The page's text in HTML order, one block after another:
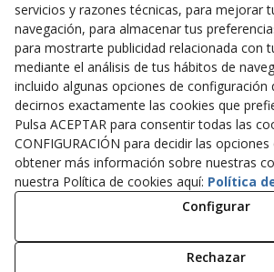
Inserbo, S.L.
Pol. Industrial Torrefarrera C/.
25123 Torrefarrera( Lleida)
+34 973 75 03 13
+34 973 75 17 72
inserbo@inserbo.com
Aviso Legal
Política de Privacidad
servicios y razones técnicas, para mejorar
navegación, para almacenar tus
para mostrarte publicidad relacionada con
mediante el análisis de tus hábitos de
incluido algunas opciones de configuración
decirnos exactamente las cookies que
Pulsa ACEPTAR para consentir todas las
CONFIGURACIÓN para decidir las
obtener más información sobre nuestras
nuestra Política de cookies aquí: Política
Configurar
Rechazar